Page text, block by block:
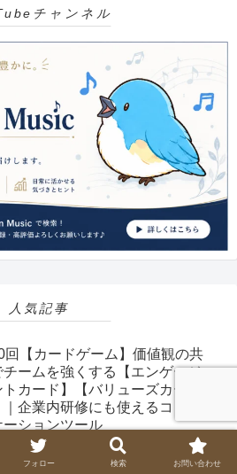
チャンネル
人気記事
回【カードゲーム】価値観の共
チームを強くする【エンゲージ
トカード】【バリューズカー
｜企業内研修にも使えるコミュ
ーションツール
【カードゲーム】相手の好みや
フォロー 検索 お問い合わせ